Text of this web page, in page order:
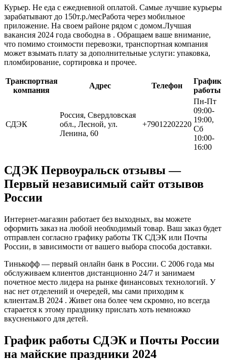
Курьер. Не еда с ежедневной оплатой. Самые лучшие курьеры
зарабатывают до 150т.р./месРабота через мобильное
приложение. На своем районе рядом с домом.Лучшая
вакансия 2024 года свободна в . Обращаем ваше внимание,
что помимо стоимости перевозки, транспортная компания
может взымать плату за дополнительные услуги: упаковка,
пломбирование, сортировка и прочее.
Транспортная
компания
Адрес Телефон
График
работы
СДЭК
Россия, Свердловская
обл., Лесной, ул.
Ленина, 60
+79012202220
Пн-Пт
09:00-
19:00,
Сб
10:00-
16:00
СДЭК Первоуральск отзывы —
Первый независимый сайт отзывов
России
Интернет-магазин работает без выходных, вы можете
оформить заказ на любой необходимый товар. Ваш заказ будет
отправлен согласно графику работы ТК СДЭК или Почты
России, в зависимости от вашего выбора способа доставки.
Тинькофф — первый онлайн банк в России. С 2006 года мы
обслуживаем клиентов дистанционно 24/7 и занимаем
почетное место лидера на рынке финансовых технологий. У
нас нет отделений и очередей, мы сами приходим к
клиентам.В 2024 . Живет она более чем скромно, но всегда
старается к этому празднику прислать хоть немножко
вкусненького для детей.
График работы СДЭК и Почты России
на майские праздники 2024